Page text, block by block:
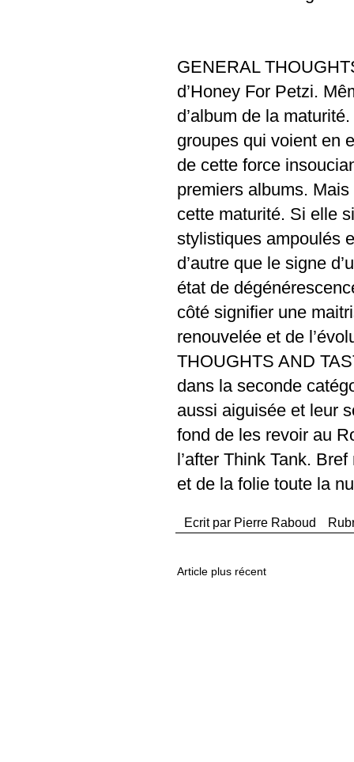
GENERAL
d’Honey For Petzi.
d’album de la
groupes qui voient en
de cette force
premiers albums.
cette maturité. Si elle
stylistiques ampoulés
d’autre que le signe
état de
côté signifier une
renouvelée et de
THOUGHTS AND
dans la seconde
aussi aiguisée et leur
fond de les revoir au
l’after Think Tank.
et de la folie toute la
Ecrit par Pierre Raboud
Article plus récent